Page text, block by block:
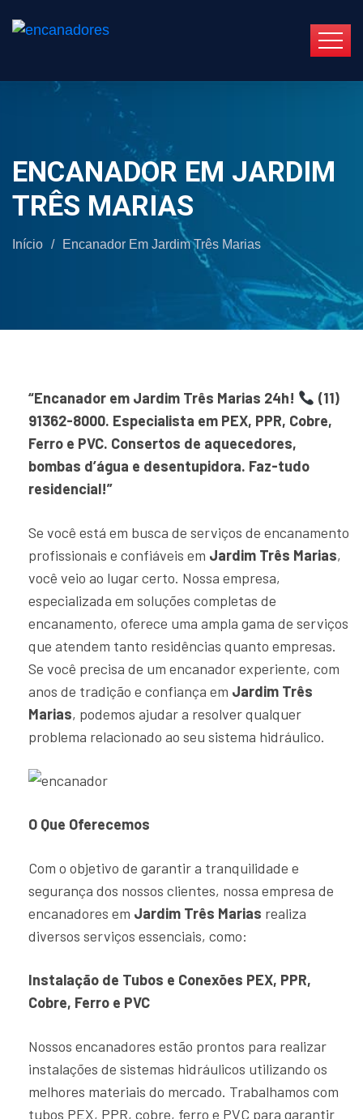
ENCANADOR EM JARDIM
TRÊS MARIAS
Início / Encanador Em Jardim Três Marias
“Encanador em Jardim Três Marias 24h!
(11)
91362-8000. Especialista em PEX, PPR, Cobre,
Ferro e PVC. Consertos de aquecedores,
bombas d’água e desentupidora. Faz-tudo
residencial!”
Se você está em busca de serviços de encanamento
profissionais e confiáveis em Jardim Três Marias,
você veio ao lugar certo. Nossa empresa,
especializada em soluções completas de
encanamento, oferece uma ampla gama de serviços
que atendem tanto residências quanto empresas.
Se você precisa de um encanador experiente, com
anos de tradição e confiança em Jardim Três
Marias, podemos ajudar a resolver qualquer
problema relacionado ao seu sistema hidráulico.
O Que Oferecemos
Com o objetivo de garantir a tranquilidade e
segurança dos nossos clientes, nossa empresa de
encanadores em Jardim Três Marias realiza
diversos serviços essenciais, como:
Instalação de Tubos e Conexões PEX, PPR,
Cobre, Ferro e PVC
Nossos encanadores estão prontos para realizar
instalações de sistemas hidráulicos utilizando os
melhores materiais do mercado. Trabalhamos com
tubos PEX, PPR, cobre, ferro e PVC para garantir